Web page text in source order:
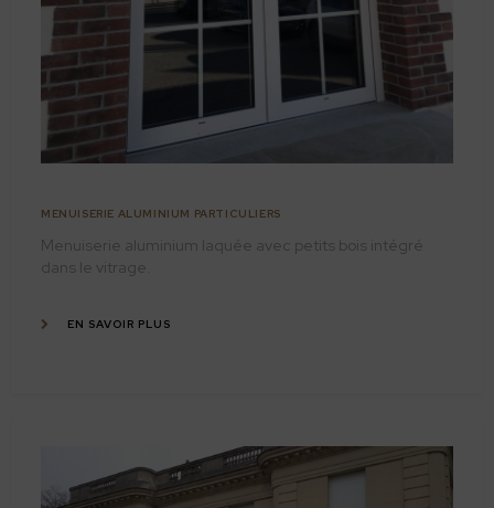
MENUISERIE ALUMINIUM PARTICULIERS
Menuiserie aluminium laquée avec petits bois intégré
dans le vitrage.
EN SAVOIR PLUS